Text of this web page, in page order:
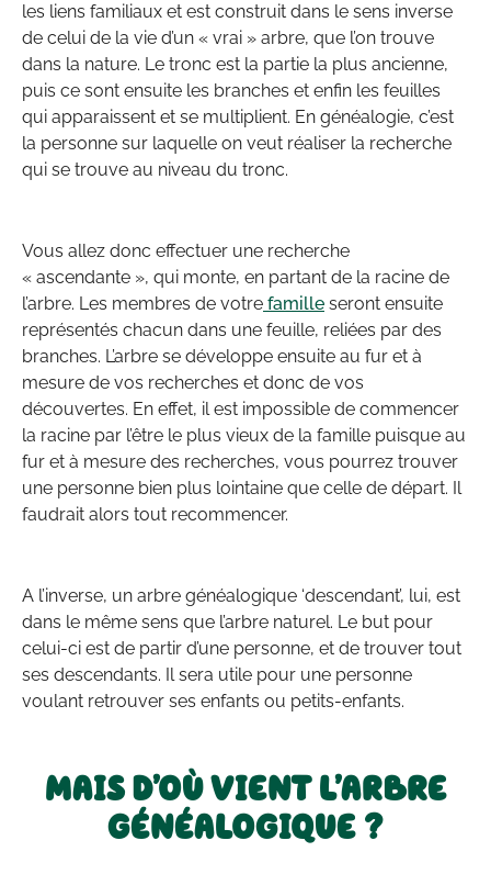
les liens familiaux et est construit dans le sens inverse
de celui de la vie d’un « vrai » arbre, que l’on trouve
dans la nature. Le tronc est la partie la plus ancienne,
puis ce sont ensuite les branches et enfin les feuilles
qui apparaissent et se multiplient. En généalogie, c’est
la personne sur laquelle on veut réaliser la recherche
qui se trouve au niveau du tronc.
Vous allez donc effectuer une recherche
« ascendante », qui monte, en partant de la racine de
l’arbre. Les membres de votre famille seront ensuite
représentés chacun dans une feuille, reliées par des
branches. L’arbre se développe ensuite au fur et à
mesure de vos recherches et donc de vos
découvertes. En effet, il est impossible de commencer
la racine par l’être le plus vieux de la famille puisque au
fur et à mesure des recherches, vous pourrez trouver
une personne bien plus lointaine que celle de départ. Il
faudrait alors tout recommencer.
A l’inverse, un arbre généalogique ‘descendant’, lui, est
dans le même sens que l’arbre naturel. Le but pour
celui-ci est de partir d’une personne, et de trouver tout
ses descendants. Il sera utile pour une personne
voulant retrouver ses enfants ou petits-enfants.
MAIS D’OÙ VIENT L’ARBRE
GÉNÉALOGIQUE ?